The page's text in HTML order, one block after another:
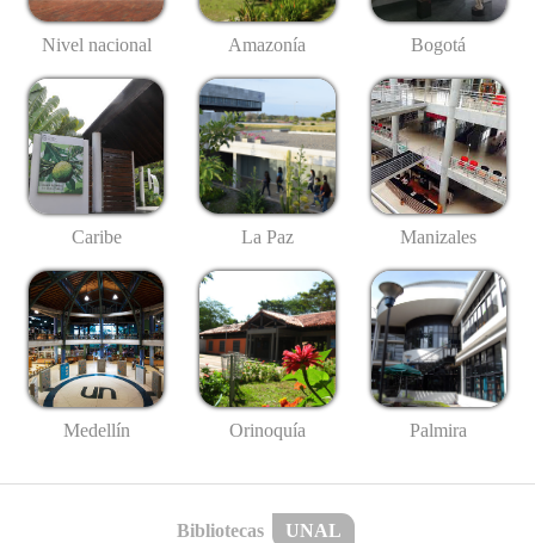
Nivel nacional Amazonía Bogotá
Caribe La Paz Manizales
Medellín Orinoquía Palmira
Bibliotecas UNAL